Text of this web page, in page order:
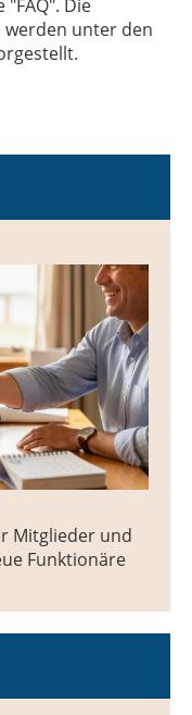
Die
unter den
Mitglieder und
Funktionäre